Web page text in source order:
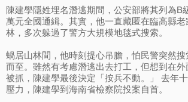
陳建學隱姓埋名潛逃期間，公安部將其列為B
萬元全國通緝。其實，他一直藏匿在臨高縣
林，多次躲過了警方大規模地毯式搜索。
蝸居山林間，他時刻提心吊膽，怕民警突然
而至。雖然有考慮潛逃出去打工，但想到在
被抓，陳建學最後決定「按兵不動。」 去年
壓力，陳建學到海南省檢察院投案自首。